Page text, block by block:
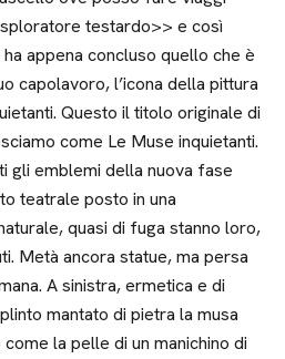
testardo>> e così
appena concluso quello che è
capolavoro, l’icona della pittura
Questo il titolo originale di
come Le Muse inquietanti.
gli emblemi della nuova fase
teatrale posto in una
quasi di fuga stanno loro,
Metà ancora statue, ma persa
A sinistra, ermetica e di
mantato di pietra la musa
la pelle di un manichino di